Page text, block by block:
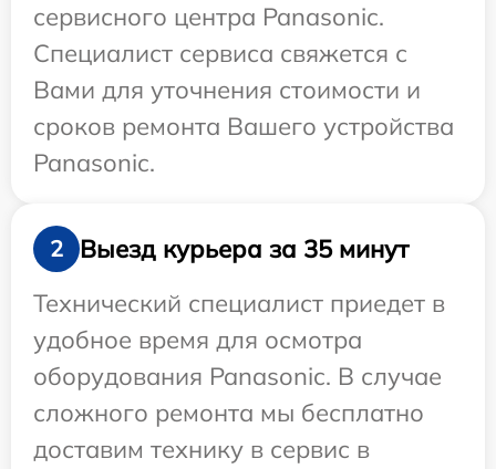
сервисного центра Panasonic.
Специалист сервиса свяжется с
Вами для уточнения стоимости и
сроков ремонта Вашего устройства
Panasonic.
2
Выезд курьера за 35 минут
Технический специалист приедет в
удобное время для осмотра
оборудования Panasonic. В случае
сложного ремонта мы бесплатно
доставим технику в сервис в